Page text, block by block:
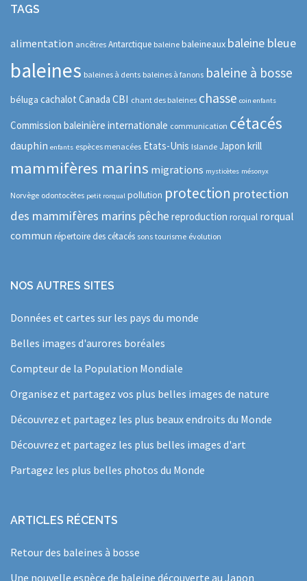
TAGS
alimentation ancêtres Antarctique baleine baleineaux baleine bleue
baleines baleines à dents baleines à fanons baleine à bosse
béluga cachalot Canada CBI chant des baleines chasse coin enfants
Commission baleinière internationale communication cétacés
dauphin enfants espèces menacées Etats-Unis Islande Japon krill
mammifères marins migrations mysticètes mésonyx
Norvège odontocètes petit rorqual pollution protection protection
des mammifères marins pêche reproduction rorqual rorqual
commun répertoire des cétacés sons tourisme évolution
NOS AUTRES SITES
Données et cartes sur les pays du monde
Belles images d'aurores boréales
Compteur de la Population Mondiale
Organisez et partagez vos plus belles images de nature
Découvrez et partagez les plus beaux endroits du Monde
Découvrez et partagez les plus belles images d'art
Partagez les plus belles photos du Monde
ARTICLES RÉCENTS
Retour des baleines à bosse
Une nouvelle espèce de baleine découverte au Japon